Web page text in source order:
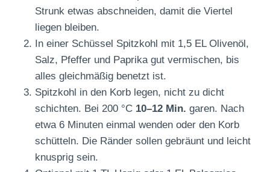
Strunk etwas abschneiden, damit die Viertel
liegen bleiben.
In einer Schüssel Spitzkohl mit 1,5 EL Olivenöl,
Salz, Pfeffer und Paprika gut vermischen, bis
alles gleichmäßig benetzt ist.
Spitzkohl in den Korb legen, nicht zu dicht
schichten. Bei 200 °C 10–12 Min. garen. Nach
etwa 6 Minuten einmal wenden oder den Korb
schütteln. Die Ränder sollen gebräunt und leicht
knusprig sein.